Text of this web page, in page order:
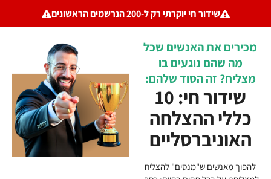
שידור חי יוקרתי רק ל-200 הנרשמים הראשונים
האנשים שכל
נוגעים בו
זה הסוד שלהם:
שידור חי: 10
ההצלחה
ש"מנסים" להצליח